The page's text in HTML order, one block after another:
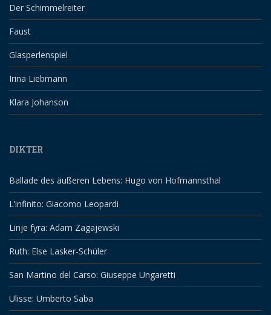
Der Schimmelreiter
Faust
Glasperlenspiel
Irina Liebmann
Klara Johanson
DIKTER
Ballade des äußeren Lebens: Hugo von Hofmannsthal
L’infinito: Giacomo Leopardi
Linje fyra: Adam Zagajewski
Ruth: Else Lasker-Schüler
San Martino del Carso: Giuseppe Ungaretti
Ulisse: Umberto Saba